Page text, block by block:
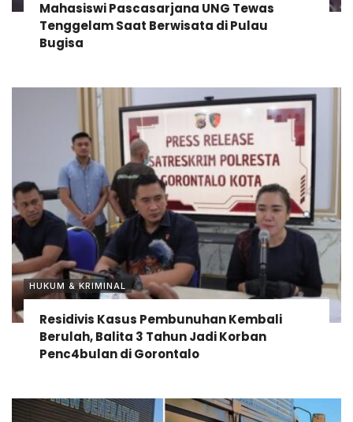
Mahasiswi Pascasarjana UNG Tewas
Tenggelam Saat Berwisata di Pulau
Bugisa
HUKUM & KRIMINAL
Residivis Kasus Pembunuhan Kembali
Berulah, Balita 3 Tahun Jadi Korban
Penc4bulan di Gorontalo